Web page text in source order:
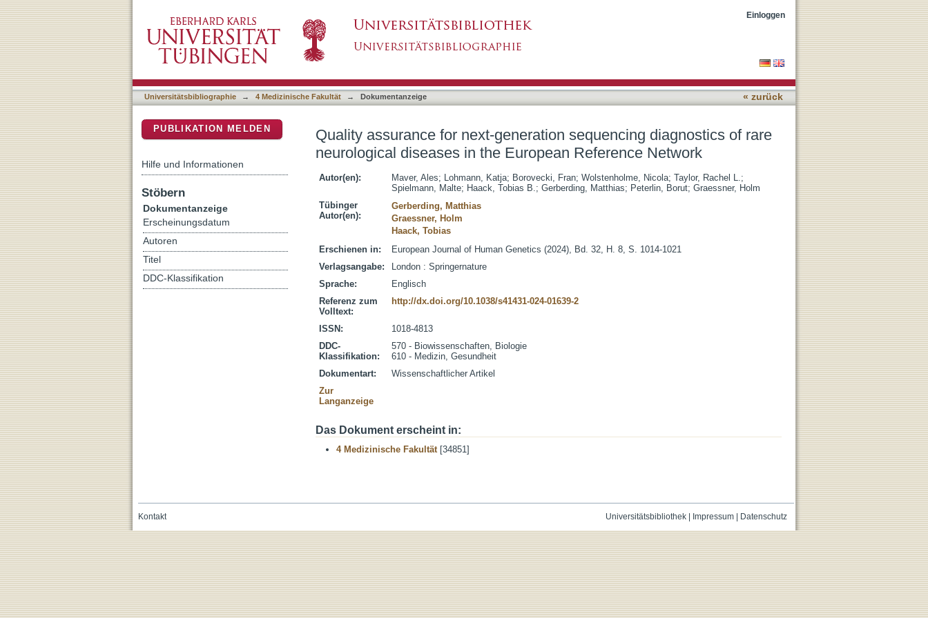
Quality assurance for next-generation sequencing diagnostics of rare neurological diseases in the
European Reference Network
Einloggen
Universitätsbibliographie → 4 Medizinische Fakultät → Dokumentanzeige « zurück
Quality assurance for next-generation sequencing diagnostics of rare
neurological diseases in the European Reference Network
Autor(en): Maver, Ales; Lohmann, Katja; Borovecki, Fran; Wolstenholme, Nicola; Taylor, Rachel L.;
Spielmann, Malte; Haack, Tobias B.; Gerberding, Matthias; Peterlin, Borut; Graessner, Holm
Tübinger
Autor(en):
Gerberding, Matthias
Graessner, Holm
Haack, Tobias
Erschienen in:
European Journal of Human Genetics (2024), Bd. 32, H. 8, S. 1014-1021
Verlagsangabe:
London : Springernature
Sprache:
Englisch
Referenz zum
Volltext:
http://dx.doi.org/10.1038/s41431-024-01639-2
ISSN:
1018-4813
DDC-
Klassifikation:
570 - Biowissenschaften, Biologie
610 - Medizin, Gesundheit
Dokumentart:
Wissenschaftlicher Artikel
Zur
Langanzeige
Das Dokument erscheint in:
4 Medizinische Fakultät[34851]
PUBLIKATION MELDEN
Hilfe und Informationen
Stöbern
Dokumentanzeige
Erscheinungsdatum
Autoren
Titel
DDC-Klassifikation
Universitätsbibliothek| Impressum| Datenschutz
Kontakt